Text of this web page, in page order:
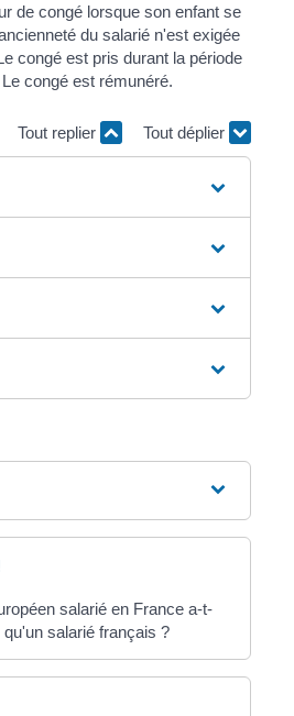
de congé lorsque son enfant se
du salarié n'est exigée
congé est pris durant la période
congé est rémunéré.
Tout replier Tout déplier
salarié en France a-t-
salarié français ?